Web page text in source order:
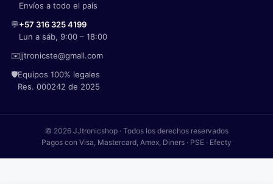
Envíos a todo el país
💬+57 316 325 4199
Lun a sáb, 9:00 – 18:00
✉️jjtronicste@gmail.com
🛡️Equipos 100% legales
Res. 000242 de 2025
© 2026 JJtronicshop · Todos los derechos reservados
Pagos con Visa, Mastercard, Amex, Diners · PSE · Efecty